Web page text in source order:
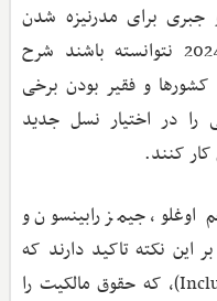
جبری برای مدرنیزه شدن
اعتقاد دارند. شاید نوبلیست‌های 2024 نتوانسته باشند شرح
کشورها و فقیر بودن برخی
را در اختیار نسل جدید
کار کنند.
جیمز رابینسون و
نکته تاکید دارند که
نهادهای فراگیر (Inclusive Institutions)، که حقوق مالکیت را